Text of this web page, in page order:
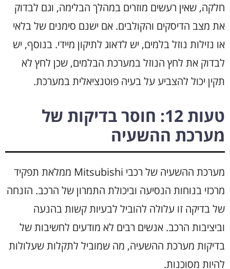
חלקה, שאין רעשים מוזרים במהלך הבלימה, וגם לבדוק
את מצב הדיסקים והקולבים. אם ישנם סימנים של בלאי
או נזילות נוזל בלמים, יש לדאוג לתיקון מיידי. בנוסף, יש
לבדוק את לחץ הנוזל במערכת הבלמים, שכן לחץ לא
תקין יכול להצביע על בעיה פוטנציאלית במערכת.
טעות 12: חוסר בדיקות של
מערכת ההשעיה
מערכת ההשעיה של רכבי Mitsubishi ממלאת תפקיד
מרכזי בנוחות הנסיעה וביכולת התמרון של הרכב. הזנחה
של בדיקה זו עלולה להוביל לבעיות קשות בהנעה
וביציבות הרכב. אנשים רבים לא מודעים לחשיבות של
בדיקות מערכת ההשעיה, מה שמוביל לתקלות שעלולות
להיות מסוכנות.